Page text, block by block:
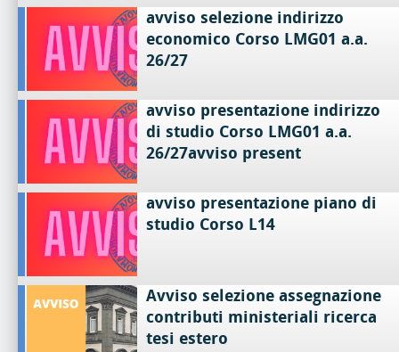
avviso selezione indirizzo
economico Corso LMG01 a.a.
26/27
avviso presentazione indirizzo
di studio Corso LMG01 a.a.
26/27avviso present
avviso presentazione piano di
studio Corso L14
Avviso selezione assegnazione
contributi ministeriali ricerca
tesi estero